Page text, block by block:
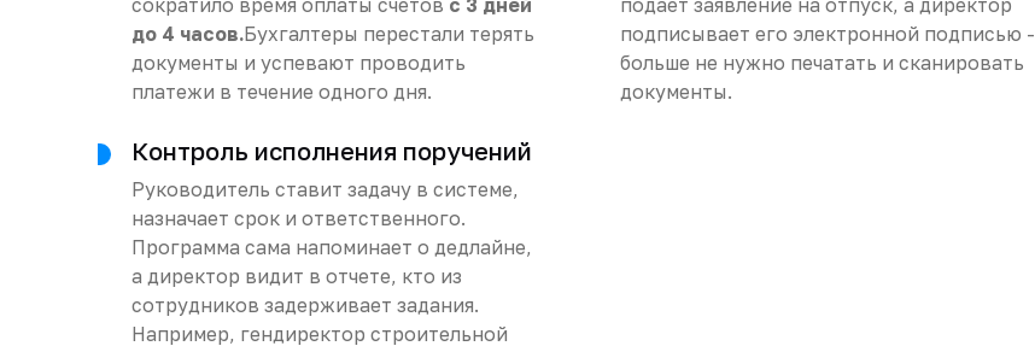
до 4 часов.Бухгалтеры перестали терять
документы и успевают проводить
платежи в течение одного дня.
подписывает его электронной подписью -
больше не нужно печатать и сканировать
документы.
Контроль исполнения поручений
Руководитель ставит задачу в системе,
назначает срок и ответственного.
Программа сама напоминает о дедлайне,
а директор видит в отчете, кто из
сотрудников задерживает задания.
Например, гендиректор строительной